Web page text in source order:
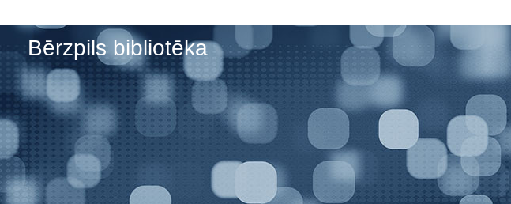
Bērzpils bibliotēka